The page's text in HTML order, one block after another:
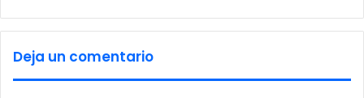
o
a
a
C
Deja un comentario